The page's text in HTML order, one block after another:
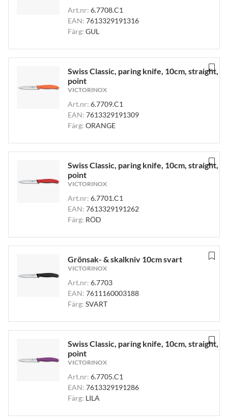
Art.nr: 6.7708.C1
EAN: 7613329191316
Färg: GUL
Swiss Classic, paring knife, 10cm, straight,
point
VICTORINOX
Art.nr: 6.7709.C1
EAN: 7613329191309
Färg: ORANGE
Swiss Classic, paring knife, 10cm, straight,
point
VICTORINOX
Art.nr: 6.7701.C1
EAN: 7613329191262
Färg: RÖD
Grönsak- & skalkniv 10cm svart
VICTORINOX
Art.nr: 6.7703
EAN: 7611160003188
Färg: SVART
Swiss Classic, paring knife, 10cm, straight,
point
VICTORINOX
Art.nr: 6.7705.C1
EAN: 7613329191286
Färg: LILA